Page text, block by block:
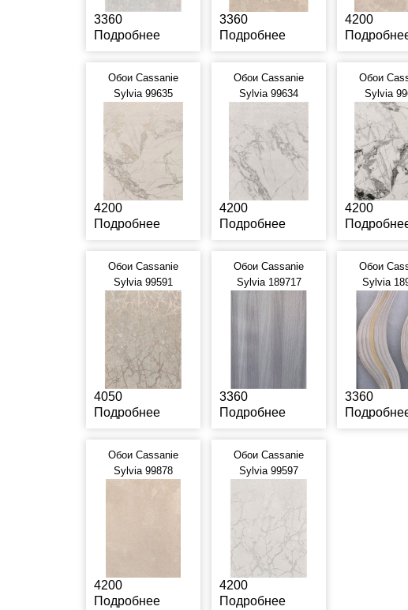
3360
Подробнее
3360
Подробнее
4200
Обои Cassanie
Sylvia 99635
4200
Подробнее
Обои Cassanie
Sylvia 99634
4200
Подробнее
Обои
Sylvia
4200
Обои Cassanie
Sylvia 99591
4050
Подробнее
Обои Cassanie
Sylvia 189717
3360
Подробнее
Обои
Sylvia
3360
Обои Cassanie
Sylvia 99878
4200
Подробнее
Обои Cassanie
Sylvia 99597
4200
Подробнее